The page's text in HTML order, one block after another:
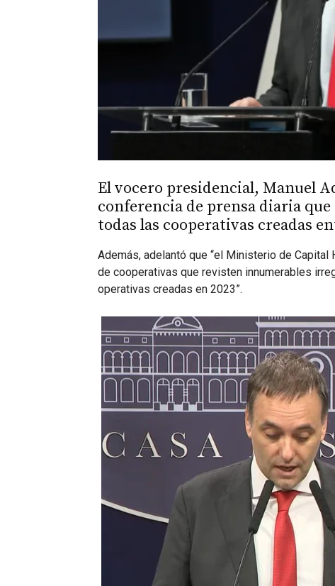
El vocero presidencial, Manuel
conferencia de prensa diaria que
todas las cooperativas creadas
Además, adelantó que “el Ministerio de Capital
de cooperativas que revisten innumerables
operativas creadas en 2023”.